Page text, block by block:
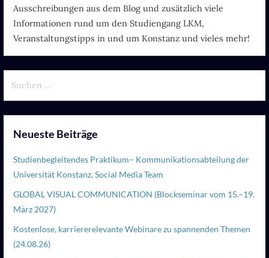
Ausschreibungen aus dem Blog und zusätzlich viele
Informationen rund um den Studiengang LKM,
Veranstaltungstipps in und um Konstanz und vieles mehr!
Neueste Beiträge
Studienbegleitendes Praktikum– Kommunikationsabteilung der
Universität Konstanz, Social Media Team
GLOBAL VISUAL COMMUNICATION (Blockseminar vom 15.–19.
März 2027)
Kostenlose, karriererelevante Webinare zu spannenden Themen
(24.08.26)